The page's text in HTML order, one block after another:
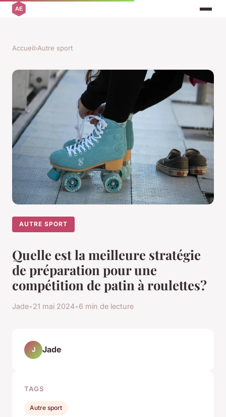
Accueil›Autre sport
AUTRE SPORT
Quelle est la meilleure stratégie
de préparation pour une
compétition de patin à roulettes?
Jade•21 mai 2024•6 min de lecture
J Jade
TAGS
Autre sport